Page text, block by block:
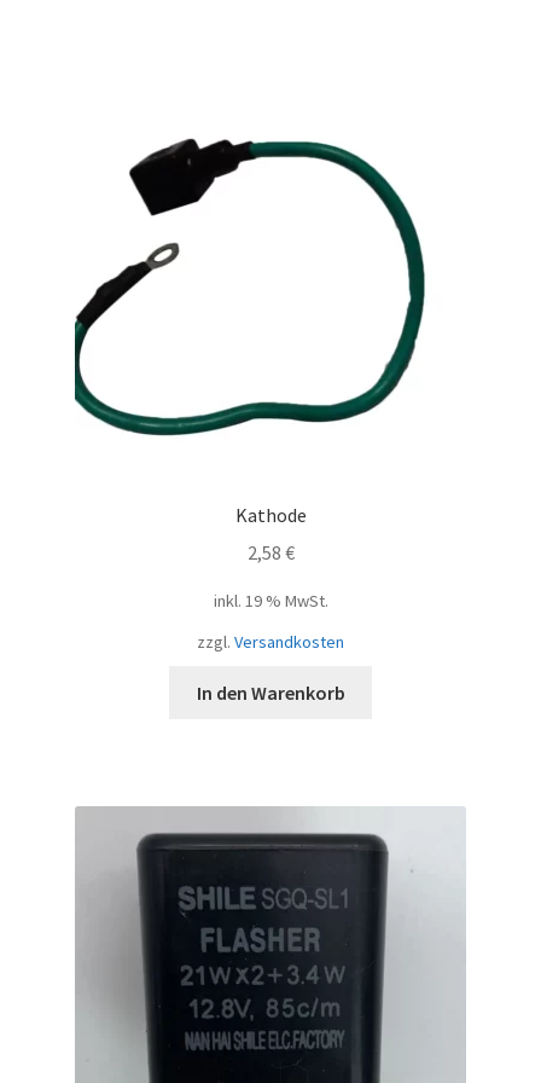
Kathode
2,58 €
inkl. 19 % MwSt.
zzgl. Versandkosten
In den Warenkorb